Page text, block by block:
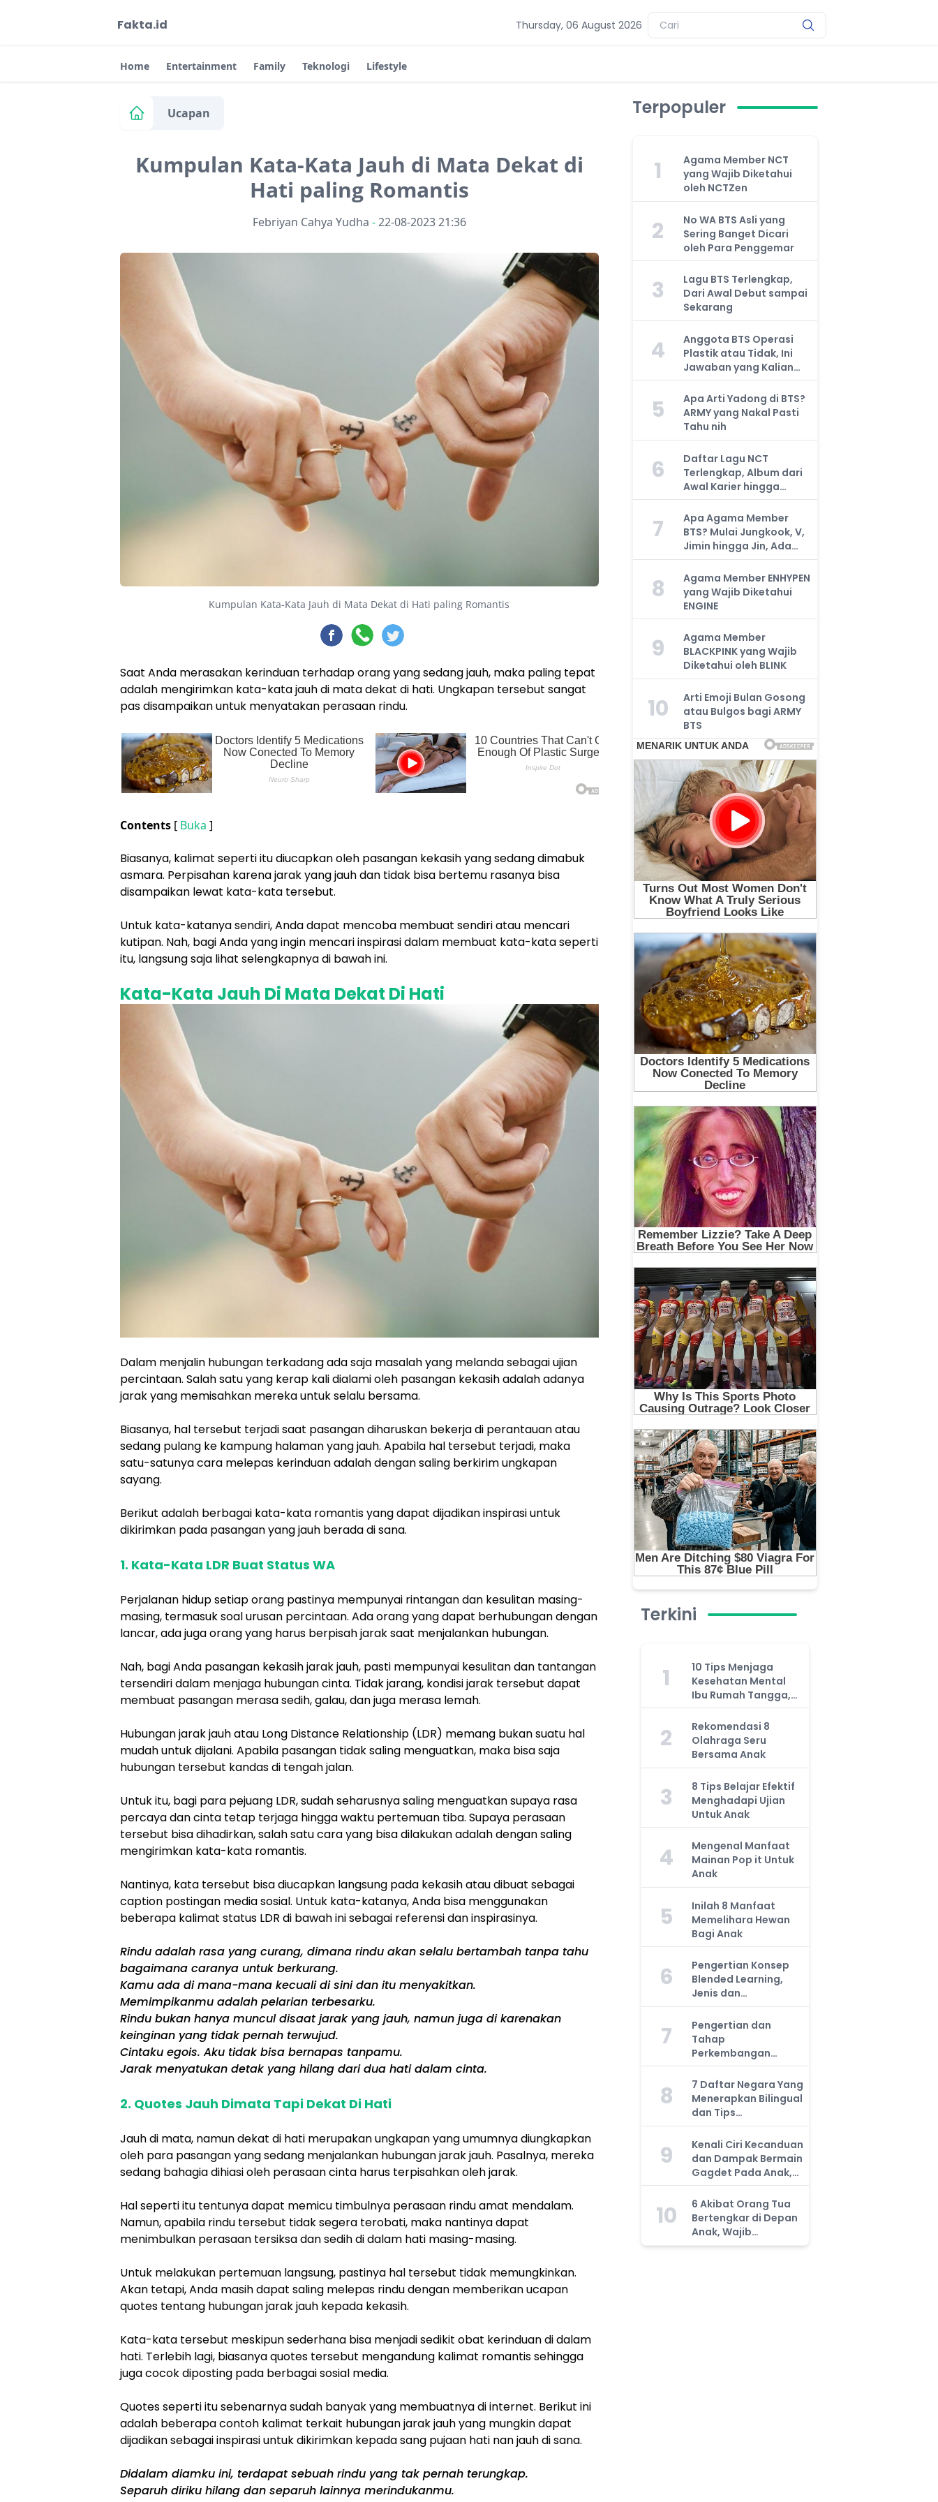
Fakta.id Thursday, 06 August 2026
Home Entertainment Family Teknologi Lifestyle
Ucapan
Kumpulan Kata-Kata Jauh di Mata Dekat di
Hati paling Romantis
Febriyan Cahya Yudha -22-08-2023 21:36
Kumpulan Kata-Kata Jauh di Mata Dekat di Hati paling Romantis
Saat Anda merasakan kerinduan terhadap orang yang sedang jauh, maka paling tepat
adalah mengirimkan kata-kata jauh di mata dekat di hati. Ungkapan tersebut sangat
pas disampaikan untuk menyatakan perasaan rindu.
Contents [ Buka ]
Biasanya, kalimat seperti itu diucapkan oleh pasangan kekasih yang sedang dimabuk
asmara. Perpisahan karena jarak yang jauh dan tidak bisa bertemu rasanya bisa
disampaikan lewat kata-kata tersebut.
Untuk kata-katanya sendiri, Anda dapat mencoba membuat sendiri atau mencari
kutipan. Nah, bagi Anda yang ingin mencari inspirasi dalam membuat kata-kata seperti
itu, langsung saja lihat selengkapnya di bawah ini.
Kata-Kata Jauh Di Mata Dekat Di Hati
Dalam menjalin hubungan terkadang ada saja masalah yang melanda sebagai ujian
percintaan. Salah satu yang kerap kali dialami oleh pasangan kekasih adalah adanya
jarak yang memisahkan mereka untuk selalu bersama.
Biasanya, hal tersebut terjadi saat pasangan diharuskan bekerja di perantauan atau
sedang pulang ke kampung halaman yang jauh. Apabila hal tersebut terjadi, maka
satu-satunya cara melepas kerinduan adalah dengan saling berkirim ungkapan
sayang.
Berikut adalah berbagai kata-kata romantis yang dapat dijadikan inspirasi untuk
dikirimkan pada pasangan yang jauh berada di sana.
1. Kata-Kata LDR Buat Status WA
Perjalanan hidup setiap orang pastinya mempunyai rintangan dan kesulitan masing-
masing, termasuk soal urusan percintaan. Ada orang yang dapat berhubungan dengan
lancar, ada juga orang yang harus berpisah jarak saat menjalankan hubungan.
Nah, bagi Anda pasangan kekasih jarak jauh, pasti mempunyai kesulitan dan tantangan
tersendiri dalam menjaga hubungan cinta. Tidak jarang, kondisi jarak tersebut dapat
membuat pasangan merasa sedih, galau, dan juga merasa lemah.
Hubungan jarak jauh atau Long Distance Relationship (LDR) memang bukan suatu hal
mudah untuk dijalani. Apabila pasangan tidak saling menguatkan, maka bisa saja
hubungan tersebut kandas di tengah jalan.
Untuk itu, bagi para pejuang LDR, sudah seharusnya saling menguatkan supaya rasa
percaya dan cinta tetap terjaga hingga waktu pertemuan tiba. Supaya perasaan
tersebut bisa dihadirkan, salah satu cara yang bisa dilakukan adalah dengan saling
mengirimkan kata-kata romantis.
Nantinya, kata tersebut bisa diucapkan langsung pada kekasih atau dibuat sebagai
caption postingan media sosial. Untuk kata-katanya, Anda bisa menggunakan
beberapa kalimat status LDR di bawah ini sebagai referensi dan inspirasinya.
Rindu adalah rasa yang curang, dimana rindu akan selalu bertambah tanpa tahu
bagaimana caranya untuk berkurang.
Kamu ada di mana-mana kecuali di sini dan itu menyakitkan.
Memimpikanmu adalah pelarian terbesarku.
Rindu bukan hanya muncul disaat jarak yang jauh, namun juga di karenakan
keinginan yang tidak pernah terwujud.
Cintaku egois. Aku tidak bisa bernapas tanpamu.
Jarak menyatukan detak yang hilang dari dua hati dalam cinta.
2. Quotes Jauh Dimata Tapi Dekat Di Hati
Jauh di mata, namun dekat di hati merupakan ungkapan yang umumnya diungkapkan
oleh para pasangan yang sedang menjalankan hubungan jarak jauh. Pasalnya, mereka
sedang bahagia dihiasi oleh perasaan cinta harus terpisahkan oleh jarak.
Hal seperti itu tentunya dapat memicu timbulnya perasaan rindu amat mendalam.
Namun, apabila rindu tersebut tidak segera terobati, maka nantinya dapat
menimbulkan perasaan tersiksa dan sedih di dalam hati masing-masing.
Untuk melakukan pertemuan langsung, pastinya hal tersebut tidak memungkinkan.
Akan tetapi, Anda masih dapat saling melepas rindu dengan memberikan ucapan
quotes tentang hubungan jarak jauh kepada kekasih.
Kata-kata tersebut meskipun sederhana bisa menjadi sedikit obat kerinduan di dalam
hati. Terlebih lagi, biasanya quotes tersebut mengandung kalimat romantis sehingga
juga cocok diposting pada berbagai sosial media.
Quotes seperti itu sebenarnya sudah banyak yang membuatnya di internet. Berikut ini
adalah beberapa contoh kalimat terkait hubungan jarak jauh yang mungkin dapat
dijadikan sebagai inspirasi untuk dikirimkan kepada sang pujaan hati nan jauh di sana.
Didalam diamku ini, terdapat sebuah rindu yang tak pernah terungkap.
Separuh diriku hilang dan separuh lainnya merindukanmu.
Terpopuler
1
Agama Member NCT
yang Wajib Diketahui
oleh NCTZen
2
No WA BTS Asli yang
Sering Banget Dicari
oleh Para Penggemar
3
Lagu BTS Terlengkap,
Dari Awal Debut sampai
Sekarang
4
Anggota BTS Operasi
Plastik atau Tidak, Ini
Jawaban yang Kalian
Cari
5
Apa Arti Yadong di BTS?
ARMY yang Nakal Pasti
Tahu nih
6
Daftar Lagu NCT
Terlengkap, Album dari
Awal Karier hingga
Sekarang
7
Apa Agama Member
BTS? Mulai Jungkook, V,
Jimin hingga Jin, Ada
yang Atheis
8
Agama Member ENHYPEN
yang Wajib Diketahui
ENGINE
9
Agama Member
BLACKPINK yang Wajib
Diketahui oleh BLINK
10
Arti Emoji Bulan Gosong
atau Bulgos bagi ARMY
BTS
Terkini
1
10 Tips Menjaga
Kesehatan Mental
Ibu Rumah Tangga,
Jangan Anggap
Remeh!
2
Rekomendasi 8
Olahraga Seru
Bersama Anak
3
8 Tips Belajar Efektif
Menghadapi Ujian
Untuk Anak
4
Mengenal Manfaat
Mainan Pop it Untuk
Anak
5
Inilah 8 Manfaat
Memelihara Hewan
Bagi Anak
6
Pengertian Konsep
Blended Learning,
Jenis dan
Manfaatnya, Anda
Harus Tahu!
7
Pengertian dan
Tahap
Perkembangan
Kemampuan Kognitif
Anak, Bunda Wajib
Tahu!
8
7 Daftar Negara Yang
Menerapkan Bilingual
dan Tips
Mengajarkan Pada
Anak
9
Kenali Ciri Kecanduan
dan Dampak Bermain
Gagdet Pada Anak,
Orang Tua Wajib
Tahu!
10
6 Akibat Orang Tua
Bertengkar di Depan
Anak, Wajib
Waspada!